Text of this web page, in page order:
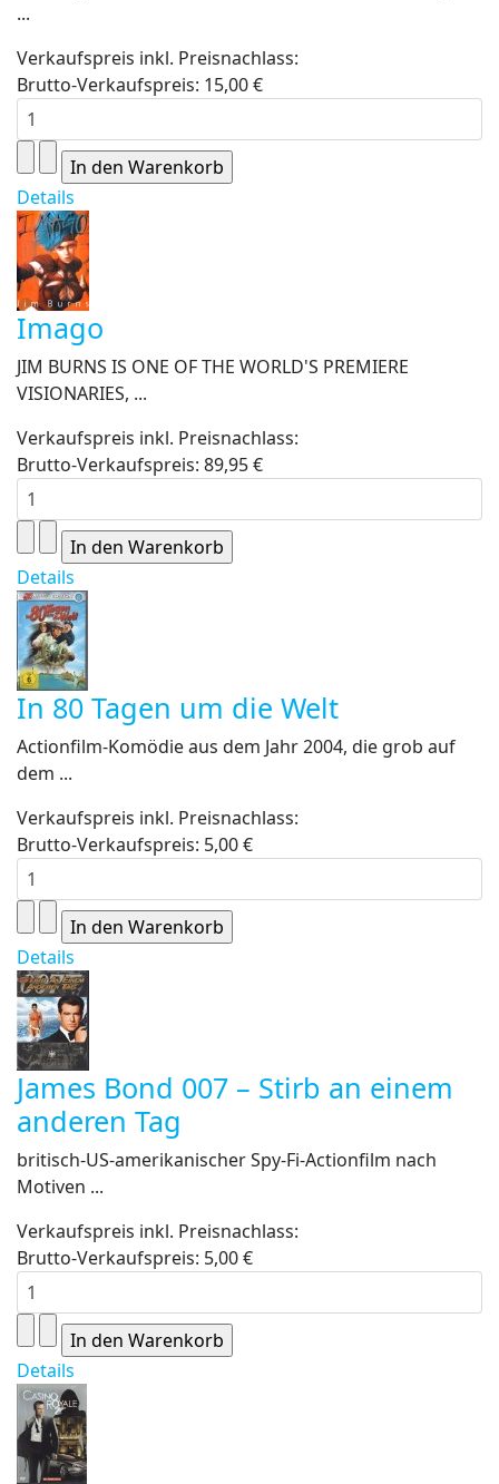
...
Verkaufspreis inkl. Preisnachlass:
Brutto-Verkaufspreis: 15,00 €
Details
Imago
JIM BURNS IS ONE OF THE WORLD'S PREMIERE
VISIONARIES, ...
Verkaufspreis inkl. Preisnachlass:
Brutto-Verkaufspreis: 89,95 €
Details
In 80 Tagen um die Welt
Actionfilm-Komödie aus dem Jahr 2004, die grob auf
dem ...
Verkaufspreis inkl. Preisnachlass:
Brutto-Verkaufspreis: 5,00 €
Details
James Bond 007 – Stirb an einem
anderen Tag
britisch-US-amerikanischer Spy-Fi-Actionfilm nach
Motiven ...
Verkaufspreis inkl. Preisnachlass:
Brutto-Verkaufspreis: 5,00 €
Details